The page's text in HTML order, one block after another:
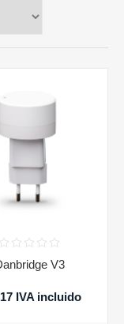
V3
IVA incluido